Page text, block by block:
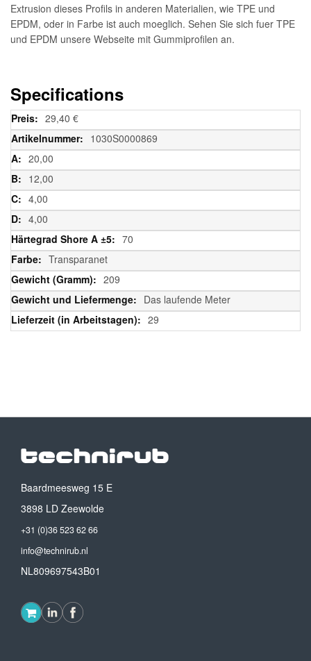
Extrusion dieses Profils in anderen Materialien, wie TPE und
EPDM, oder in Farbe ist auch moeglich. Sehen Sie sich fuer TPE
und EPDM unsere Webseite mit Gummiprofilen an.
Specifications
Weitere
Informationen
29,40 €
1030S0000869
20,00
12,00
4,00
4,00
70
Transparanet
209
Das laufende Meter
29
Baardmeesweg 15 E
3898 LD Zeewolde
+31 (0)36 523 62 66
info@technirub.nl
NL809697543B01